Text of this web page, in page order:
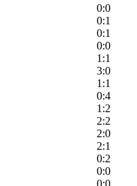
0:0
0:1
0:1
0:0
1:1
3:0
1:1
0:4
1:2
2:2
2:0
2:1
0:2
0:0